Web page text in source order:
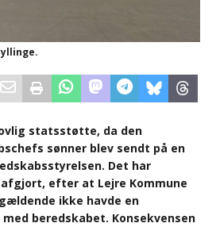
statsstøtte, da den
sønner blev sendt på en
Det har
efter at Lejre Kommune
ikke havde en
beredskabet. Konsekvensen